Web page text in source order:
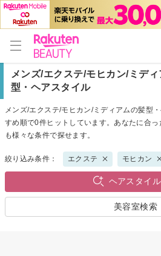
メンズ/エクステ/モヒカン/ミデ
型・ヘアスタイル
メンズ/エクステ/モヒカン/ミディアムの髪型
すめ順で0件ヒットしています。あなたに合
も様々な条件で探せます。
絞り込み条件： エクステ モヒカン
ヘアスタイ
美容室検索